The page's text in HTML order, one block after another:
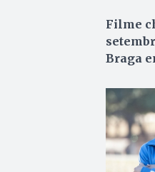
Filme
Braga